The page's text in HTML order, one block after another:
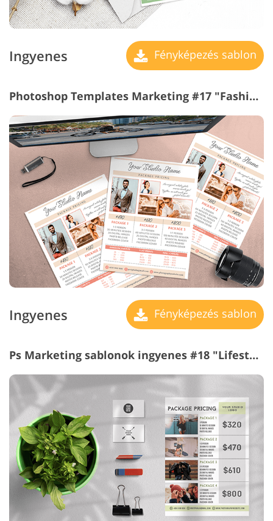
Ingyenes Fényképezés sablon
Photoshop Templates Marketing #17 "Fashionable"
Ingyenes Fényképezés sablon
Ps Marketing sablonok ingyenes #18 "Lifestyle Photography"